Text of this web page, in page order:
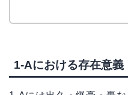
1-Aにおける存在意義